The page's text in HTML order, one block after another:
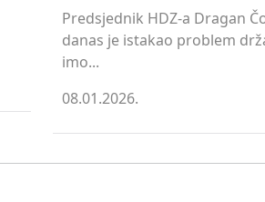
Predsjednik HDZ-a Dragan
danas je istakao problem
imo...
08.01.2026.